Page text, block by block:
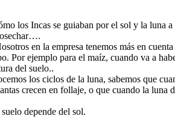
los Incas se guiaban por el sol y la luna a
en la empresa tenemos más en
Por ejemplo para el maíz, cuando va a
del suelo..
los ciclos de la luna, sabemos que
crecen en follaje, o que cuando la luna
depende del sol.